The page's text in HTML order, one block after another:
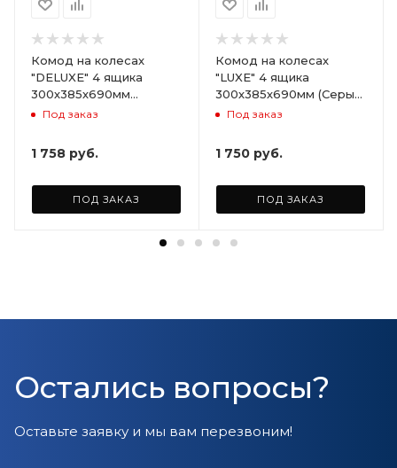
Комод на колесах
"DELUXE" 4 ящика
300х385х690мм
(Светло-бежевый)
Под заказ
1 758 руб.
ПОД ЗАКАЗ
Комод на колесах
"LUXE" 4 ящика
300х385х690мм (Серый)
ARD258086
Под заказ
1 750 руб.
ПОД ЗАКАЗ
Остались вопросы?
Оставьте заявку и мы вам перезвоним!